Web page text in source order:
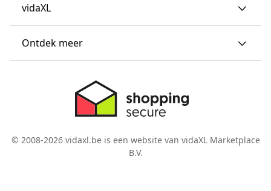
vidaXL
Ontdek meer
© 2008-2026 vidaxl.be is een website van vidaXL Marketplace
B.V.